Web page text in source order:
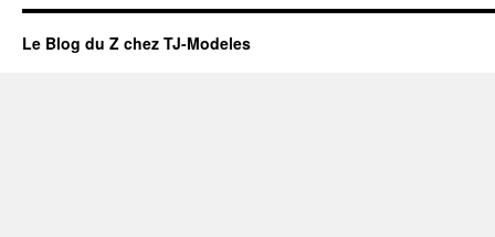
Le Blog du Z chez TJ-Modeles